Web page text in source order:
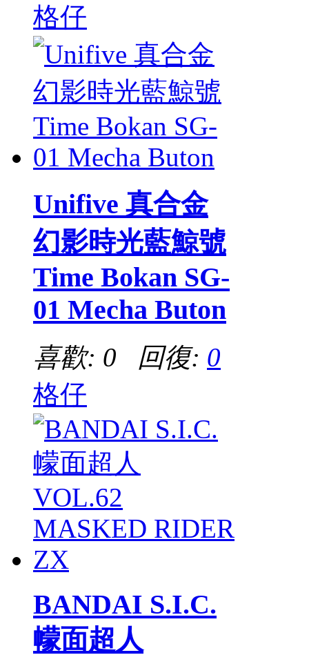
格仔
Unifive 真合金
幻影時光藍鯨號
Time Bokan SG-
01 Mecha Buton
喜歡: 0 回復: 0
格仔
BANDAI S.I.C.
幪面超人